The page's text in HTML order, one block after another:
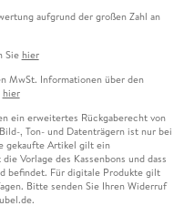
aufgrund der großen Zahl an
Sie hier
MwSt. Informationen über den
hier
ein erweitertes Rückgaberecht von
, Ton- und Datenträgern ist nur bei
gekaufte Artikel gilt ein
Vorlage des Kassenbons und dass
befindet. Für digitale Produkte gilt
Bitte senden Sie Ihren Widerruf